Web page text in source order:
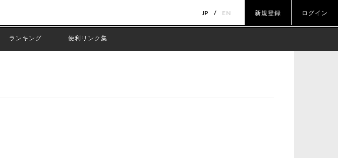
JP EN 新規登録 ログイン
ランキング 便利リンク集